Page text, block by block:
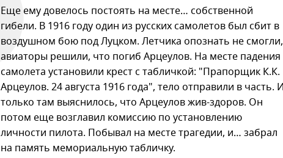
Еще ему довелось постоять на месте… собственной
гибели. В 1916 году один из русских самолетов был сбит в
воздушном бою под Луцком. Летчика опознать не смогли,
авиаторы решили, что погиб Арцеулов. На месте падения
самолета установили крест с табличкой: "Прапорщик К.К.
Арцеулов. 24 августа 1916 года", тело отправили в часть.
только там выяснилось, что Арцеулов жив-здоров. Он
потом еще возглавил комиссию по установлению
личности пилота. Побывал на месте трагедии, и… забрал
на память мемориальную табличку.